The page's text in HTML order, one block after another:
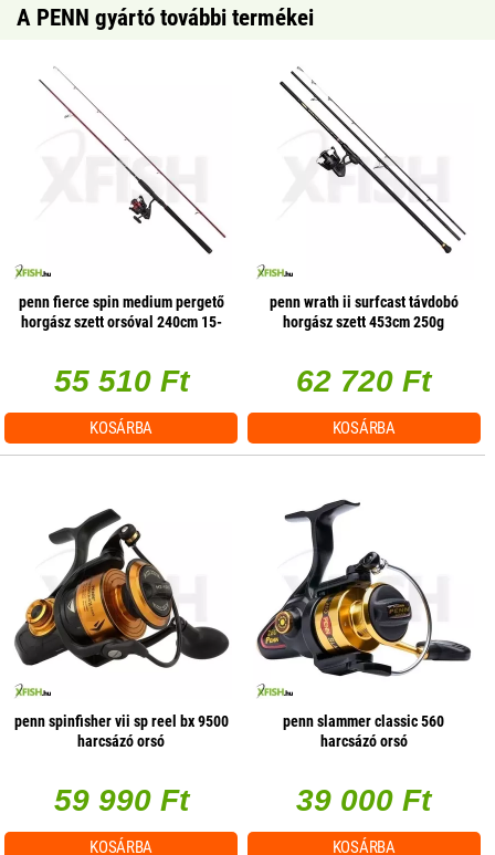
A PENN gyártó további termékei
penn fierce spin medium pergető
horgász szett orsóval 240cm 15-
55 510 Ft
KOSÁRBA
penn wrath ii surfcast távdobó
horgász szett 453cm 250g
62 720 Ft
KOSÁRBA
penn spinfisher vii sp reel bx 9500
harcsázó orsó
59 990 Ft
KOSÁRBA
penn slammer classic 560
harcsázó orsó
39 000 Ft
KOSÁRBA